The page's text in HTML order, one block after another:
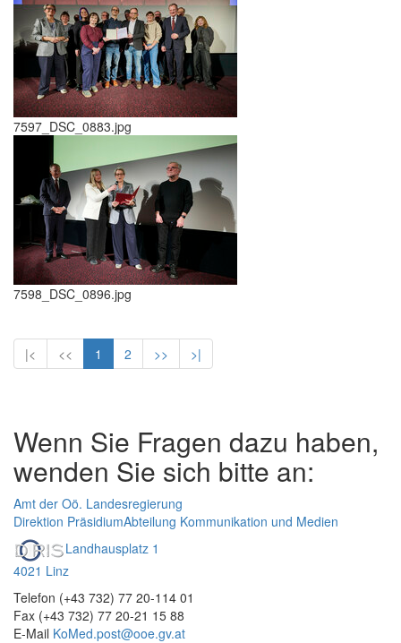
7597_DSC_0883.jpg
7598_DSC_0896.jpg
|< << 1 2 >> >|
Wenn Sie Fragen dazu haben,
wenden Sie sich bitte an:
Amt der Oö. Landesregierung
Direktion PräsidiumAbteilung Kommunikation und Medien
Landhausplatz 1
4021 Linz
Telefon (+43 732) 77 20-114 01
Fax (+43 732) 77 20-21 15 88
E-Mail KoMed.post@ooe.gv.at